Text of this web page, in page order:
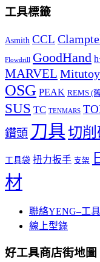
工具標籤
Asmith CCL
Flowdrill GoodHand
MARVEL
OSG PEAK REMS (
SUS TC TENMARS
鑽頭 刀具切
工具袋 扭力扳手 支架
材
聯絡YENG–工
線上型錄
好工具商店街地圖